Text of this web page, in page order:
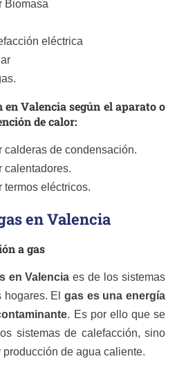
Biomasa
eléctrica
en Valencia según el aparato o
de calor:
calderas de condensación.
calentadores.
termos eléctricos.
en Valencia
a gas
en Valencia es de los sistemas
El gas es una energía
. Es por ello que se
sistemas de calefacción, sino
de agua caliente.